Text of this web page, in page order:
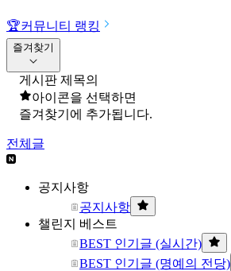
🏆커뮤니티 랭킹
즐겨찾기
게시판 제목의
아이콘을 선택하면
즐겨찾기에 추가됩니다.
전체글
공지사항
공지사항
챌린지 베스트
BEST 인기글 (실시간)
BEST 인기글 (명예의 전당)